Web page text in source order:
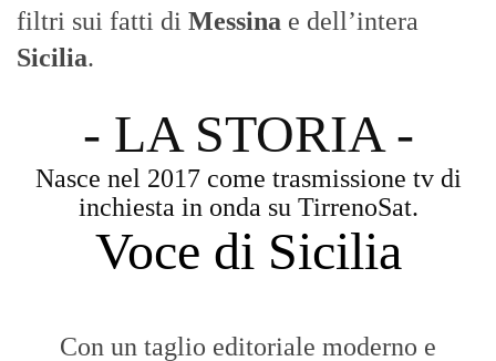
filtri sui fatti di Messina e dell’intera
Sicilia.
- LA STORIA -
Nasce nel 2017 come trasmissione tv di
inchiesta in onda su TirrenoSat.
Voce di Sicilia
Con un taglio editoriale moderno e